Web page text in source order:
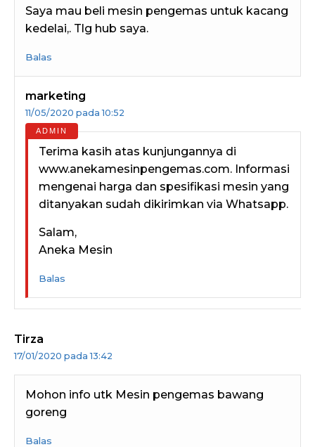
Saya mau beli mesin pengemas untuk kacang
kedelai,. Tlg hub saya.
Balas
marketing
11/05/2020 pada 10:52
Terima kasih atas kunjungannya di
www.anekamesinpengemas.com. Informasi
mengenai harga dan spesifikasi mesin yang
ditanyakan sudah dikirimkan via Whatsapp.
Salam,
Aneka Mesin
Balas
Tirza
17/01/2020 pada 13:42
Mohon info utk Mesin pengemas bawang
goreng
Balas